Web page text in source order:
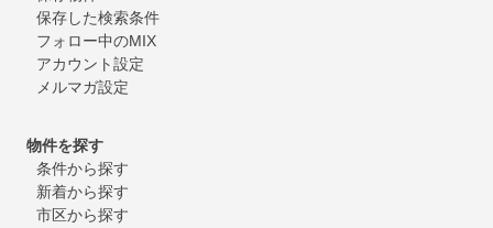
保存した検索条件
フォロー中のMIX
アカウント設定
メルマガ設定
物件を探す
条件から探す
新着から探す
市区から探す